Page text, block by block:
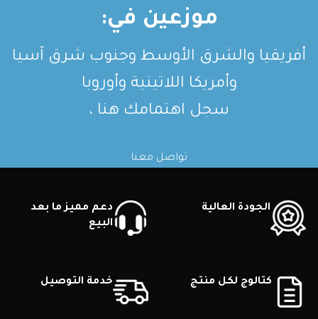
موزعين في:
أفريقيا والشرق الأوسط وجنوب شرق آسيا
وأمريكا اللاتينية وأوروبا
سجل اهتمامك هنا ،
تواصل معنا
الجودة العالية
دعم مميز ما بعد
البيع
كتالوج لكل منتج خدمة التوصيل